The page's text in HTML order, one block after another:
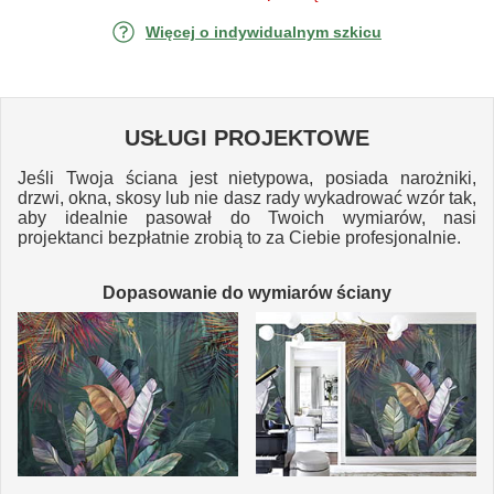
Więcej o indywidualnym szkicu
USŁUGI PROJEKTOWE
Jeśli Twoja ściana jest nietypowa, posiada narożniki,
drzwi, okna, skosy lub nie dasz rady wykadrować wzór tak,
aby idealnie pasował do Twoich wymiarów, nasi
projektanci bezpłatnie zrobią to za Ciebie profesjonalnie.
Dopasowanie do wymiarów ściany